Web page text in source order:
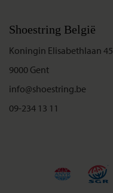
Shoestring België
Koningin Elisabethlaan 45
9000 Gent
info@shoestring.be
09-234 13 11